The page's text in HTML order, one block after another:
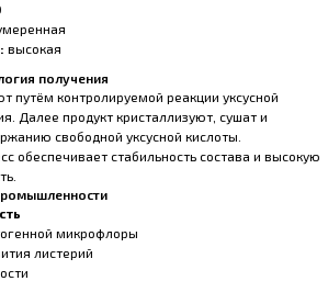
высокая
получения
путём контролируемой реакции уксусной
Далее продукт кристаллизуют, сушат и
свободной уксусной кислоты.
обеспечивает стабильность состава и высокую
микрофлоры
листерий